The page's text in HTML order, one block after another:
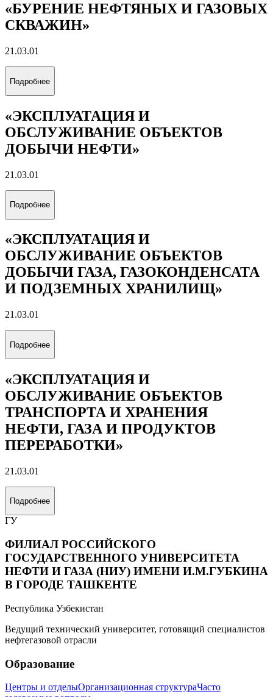
«БУРЕНИЕ НЕФТЯНЫХ И ГАЗОВЫХ
СКВАЖИН»
21.03.01
Подробнее
«ЭКСПЛУАТАЦИЯ И
ОБСЛУЖИВАНИЕ ОБЪЕКТОВ
ДОБЫЧИ НЕФТИ»
21.03.01
Подробнее
«ЭКСПЛУАТАЦИЯ И
ОБСЛУЖИВАНИЕ ОБЪЕКТОВ
ДОБЫЧИ ГАЗА, ГАЗОКОНДЕНСАТА
И ПОДЗЕМНЫХ ХРАНИЛИЩ»
21.03.01
Подробнее
«ЭКСПЛУАТАЦИЯ И
ОБСЛУЖИВАНИЕ ОБЪЕКТОВ
ТРАНСПОРТА И ХРАНЕНИЯ
НЕФТИ, ГАЗА И ПРОДУКТОВ
ПЕРЕРАБОТКИ»
21.03.01
Подробнее
ГУ
ФИЛИАЛ РОССИЙСКОГО
ГОСУДАРСТВЕННОГО УНИВЕРСИТЕТА
НЕФТИ И ГАЗА (НИУ) ИМЕНИ И.М.ГУБКИНА
В ГОРОДЕ ТАШКЕНТЕ
Республика Узбекистан
Ведущий технический университет, готовящий специалистов
нефтегазовой отрасли
Образование
Центры и отделыОрганизационная структураЧасто